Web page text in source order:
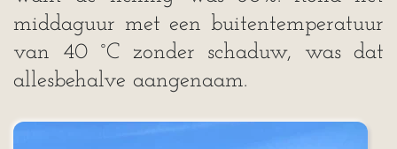
middaguur met een buitentemperatuur
van 40 °C zonder schaduw, was dat
allesbehalve aangenaam.